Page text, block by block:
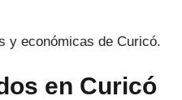
y económicas de Curicó.
en Curicó